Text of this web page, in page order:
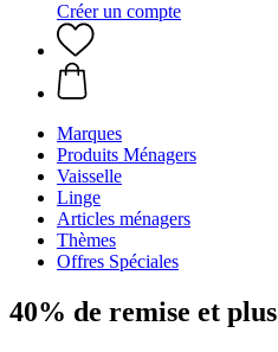
Créer un compte
Marques
Produits Ménagers
Vaisselle
Linge
Articles ménagers
Thèmes
Offres Spéciales
40% de remise et